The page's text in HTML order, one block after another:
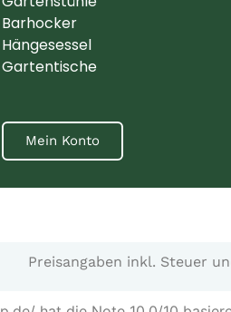
Barhocker
Hängesessel
Gartentische
Mein Konto
Preisangaben inkl. Steuer